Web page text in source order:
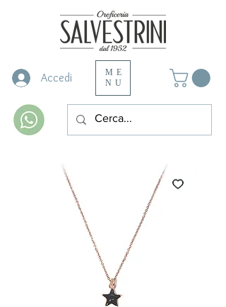
Accedi
ME
NU